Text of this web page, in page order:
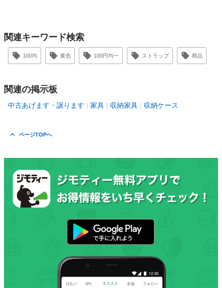
関連キーワード検索
100均 黄色 100円均一 ストラップ 商品
関連の掲示板
中古あげます・譲ります 家具 収納家具 収納ケース
ページTOPへ